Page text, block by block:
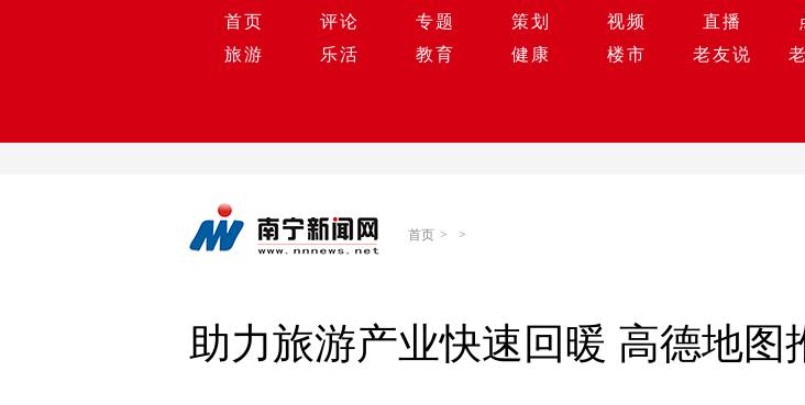
首页 评论 专题 策划 视频 直播
旅游
乐活 教育 健康 楼市 老友说
首页 > >
助力旅游产业快速回暖 高德地图